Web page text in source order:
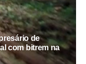
de
com bitrem na